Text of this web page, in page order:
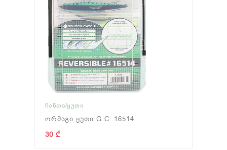
ᲩᲐᲜᲗᲐ/ᲧᲣᲗᲘ
Ორმაგი Ყუთი G.C. 16514
30 ₾